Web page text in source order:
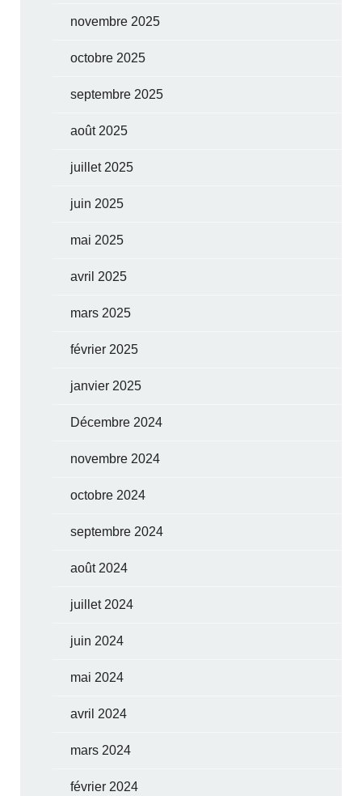
novembre 2025
octobre 2025
septembre 2025
août 2025
juillet 2025
juin 2025
mai 2025
avril 2025
mars 2025
février 2025
janvier 2025
Décembre 2024
novembre 2024
octobre 2024
septembre 2024
août 2024
juillet 2024
juin 2024
mai 2024
avril 2024
mars 2024
février 2024